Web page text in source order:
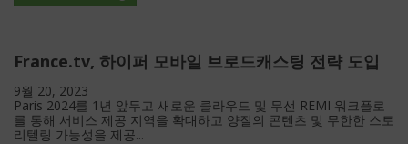
France.tv, 하이퍼 모바일 브로드캐스팅 전략 도입
9월 20, 2023
Paris 2024를 1년 앞두고 새로운 클라우드 및 무선 REMI 워크플로
를 통해 서비스 제공 지역을 확대하고 양질의 콘텐츠 및 무한한 스토
리텔링 가능성을 제공...